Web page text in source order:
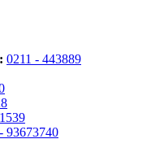
0211 - 443889
93673740